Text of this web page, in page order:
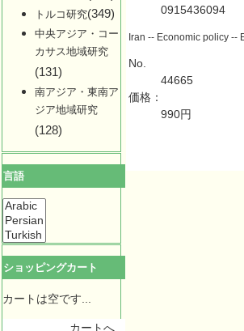
トルコ研究(349)
中央アジア・コー
カサス地域研究
(131)
南アジア・東南ア
ジア地域研究
(128)
言語
ショッピングカート
カートは空です...
カートへ...
0915436094
Iran -- Economic policy --
No.
44665
価格：
990円